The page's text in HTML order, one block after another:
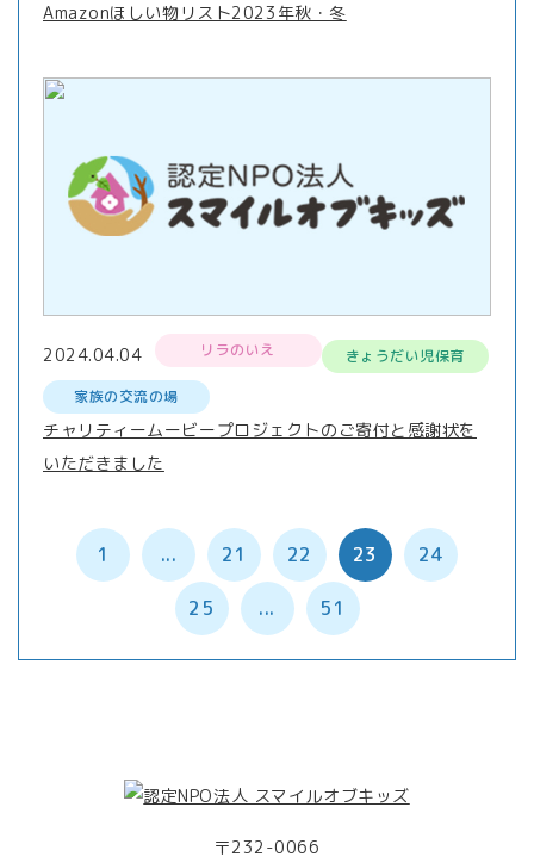
Amazonほしい物リスト2023年秋・冬
2024.04.04 リラのいえ
きょうだい児保育
家族の交流の場
チャリティームービープロジェクトのご寄付と感謝状を
いただきました
1 ... 21 22 23 24
25 ... 51
〒232-0066